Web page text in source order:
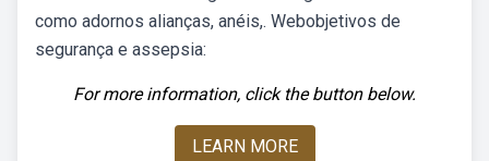
como adornos alianças, anéis,. Webobjetivos de
segurança e assepsia:
For more information, click the button below.
LEARN MORE